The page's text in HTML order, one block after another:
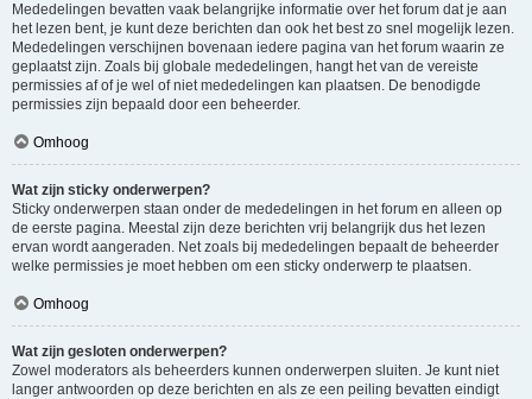
Mededelingen bevatten vaak belangrijke informatie over het forum dat je aan
het lezen bent, je kunt deze berichten dan ook het best zo snel mogelijk lezen.
Mededelingen verschijnen bovenaan iedere pagina van het forum waarin ze
geplaatst zijn. Zoals bij globale mededelingen, hangt het van de vereiste
permissies af of je wel of niet mededelingen kan plaatsen. De benodigde
permissies zijn bepaald door een beheerder.
Omhoog
Wat zijn sticky onderwerpen?
Sticky onderwerpen staan onder de mededelingen in het forum en alleen op
de eerste pagina. Meestal zijn deze berichten vrij belangrijk dus het lezen
ervan wordt aangeraden. Net zoals bij mededelingen bepaalt de beheerder
welke permissies je moet hebben om een sticky onderwerp te plaatsen.
Omhoog
Wat zijn gesloten onderwerpen?
Zowel moderators als beheerders kunnen onderwerpen sluiten. Je kunt niet
langer antwoorden op deze berichten en als ze een peiling bevatten eindigt